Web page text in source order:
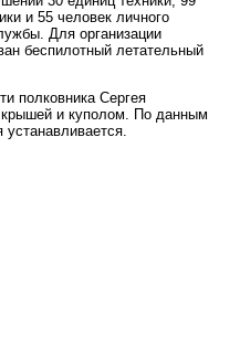
и 55 человек личного
Для организации
беспилотный летательный
полковника Сергея
и куполом. По данным